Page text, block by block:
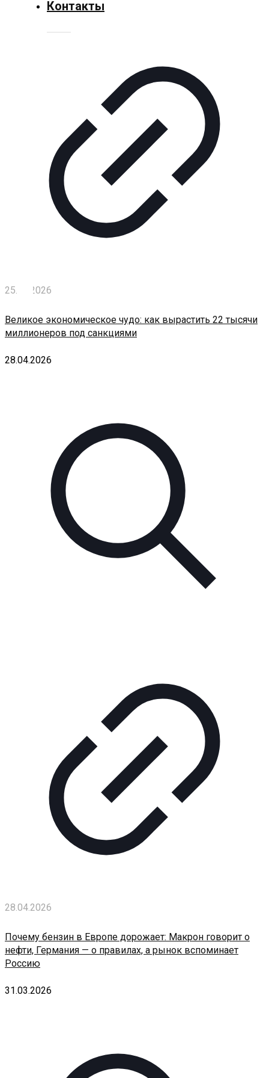
Технологии
читателя
Блокчейн
О
нас
Помощь
проекту
Контакты
25.07.2026
Великое экономическое чудо: как вырастить 22 тысячи
миллионеров под санкциями
28.04.2026
28.04.2026
Почему бензин в Европе дорожает: Макрон говорит о
нефти, Германия — о правилах, а рынок вспоминает
Россию
31.03.2026